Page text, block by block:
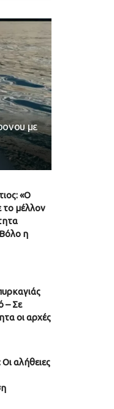
με
«Ο
το μέλλον
η
– Σε
οι αρχές
αλήθειες